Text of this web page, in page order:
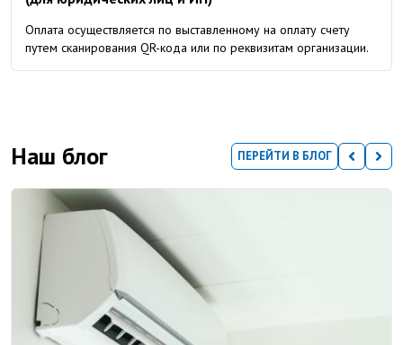
Оплата осуществляется по выставленному на оплату счету
путем сканирования QR-кода или по реквизитам организации.
Наш блог ПЕРЕЙТИ В БЛОГ